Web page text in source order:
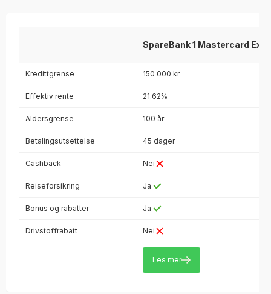
SpareBank 1 Mastercard
Kredittgrense 150 000 kr
Effektiv rente 21.62%
Aldersgrense 100 år
Betalingsutsettelse 45 dager
Cashback Nei
Reiseforsikring Ja
Bonus og rabatter Ja
Drivstoffrabatt Nei
Les mer